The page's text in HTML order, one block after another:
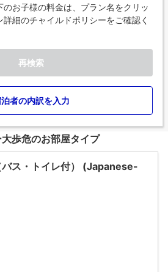
のお子様の料金は、プラン名をクリッ
細のチャイルドポリシーをご確認く
再検索
者の内訳を入力
歩危のお部屋タイプ
ス・トイレ付） (Japanese-